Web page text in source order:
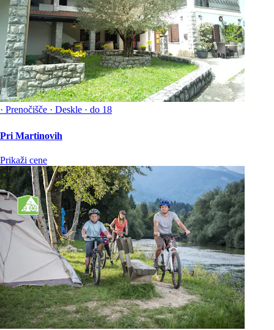
· Prenočišče · Deskle · do 18
Pri Martinovih
Prikaži cene